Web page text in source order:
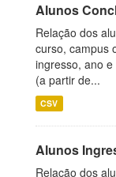
Alunos
Relação dos
curso, campus
ingresso, ano
(a partir de...
CSV
Alunos
Relação dos